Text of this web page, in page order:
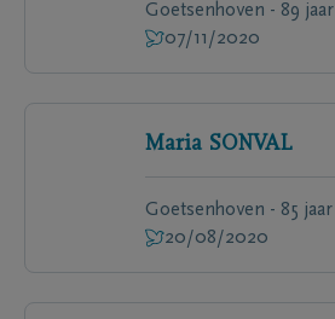
Goetsenhoven - 89 jaar
07/11/2020
Maria SONVAL
Goetsenhoven - 85 jaar
20/08/2020